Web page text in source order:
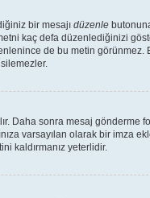
bir mesajı düzenle
kaç defa düzenlediğinizi
de bu metin görünmez.
Daha sonra mesaj gönderme
varsayılan olarak bir imza
kaldırmanız yeterlidir.